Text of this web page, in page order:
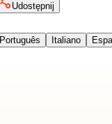
Udostępnij
Português Italiano